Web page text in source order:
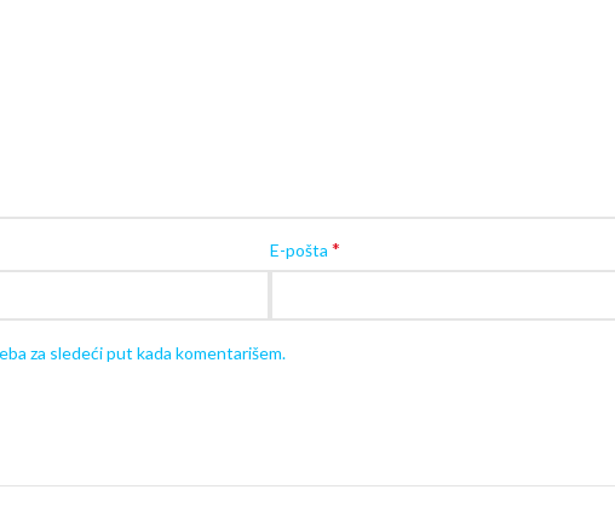
E-pošta *
za sledeći put kada komentarišem.